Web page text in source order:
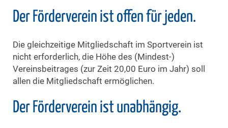
Der Förderverein ist offen für jeden.
Die gleichzeitige Mitgliedschaft im Sportverein ist
nicht erforderlich, die Höhe des (Mindest-)
Vereinsbeitrages (zur Zeit 20,00 Euro im Jahr) soll
allen die Mitgliedschaft ermöglichen.
Der Förderverein ist unabhängig.